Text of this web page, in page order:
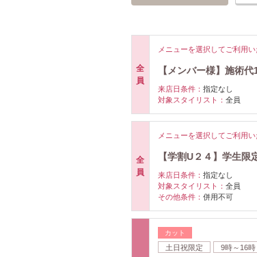
全
員
メニューを選択してご利用
【メンバー様】施術
来店日条件： 指定なし
対象スタイリスト： 全員
全
員
メニューを選択してご利用
【学割U２４】学生
来店日条件： 指定なし
対象スタイリスト： 全員
その他条件： 併用不可
カット
土日祝限定 9時～16時